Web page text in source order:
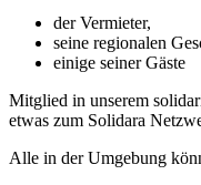
der Vermieter,
seine regionalen
einige seiner Gäste
Mitglied in unserem
etwas zum Solidara
Alle in der Umgebung